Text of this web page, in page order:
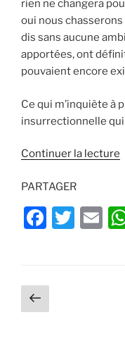
rien ne changera
oui nous
dis sans aucune
apportées, ont
pouvaient encore
Ce qui m’inquiète à
insurrectionnelle
Continuer la lecture
PARTAGER
F
e
b
T
E
Pagination
des
Page
précédente